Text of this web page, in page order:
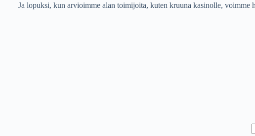
Ja lopuksi, kun arvioimme alan toimijoita, kuten kruuna kasinolle, voimme